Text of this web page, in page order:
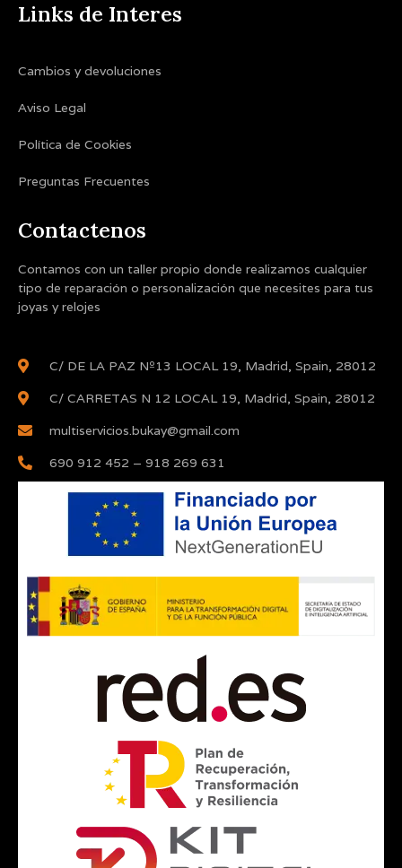
Links de Interes
Cambios y devoluciones
Aviso Legal
Política de Cookies
Preguntas Frecuentes
Contactenos
Contamos con un taller propio donde realizamos cualquier
tipo de reparación o personalización que necesites para tus
joyas y relojes
C/ DE LA PAZ Nº13 LOCAL 19, Madrid, Spain, 28012
C/ CARRETAS N 12 LOCAL 19, Madrid, Spain, 28012
multiservicios.bukay@gmail.com
690 912 452 – 918 269 631